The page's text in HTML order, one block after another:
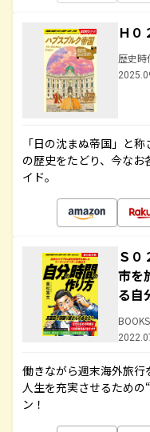
Ｈ
歴史時
「日の沈まぬ帝国」と
の歴史をたどり、今な
イド。
Ｓ
市を
る自
働きながら週末海外旅行
人生を充実させるため
ン！